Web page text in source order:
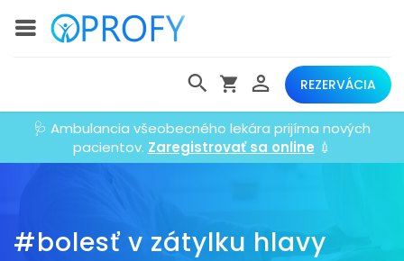
REZERVÁCIA
🩺 Ambulancia všeobecného lekára prijíma nových
pacientov. Zaregistrovať sa online 💉
#bolesť v zátylku hlavy